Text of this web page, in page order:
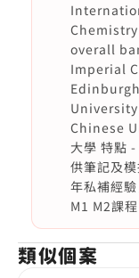
Chemistry
overall
Imperial
University
Chinese
大學 特點
供筆記及
年私補經
M1 M2課程
類似個案